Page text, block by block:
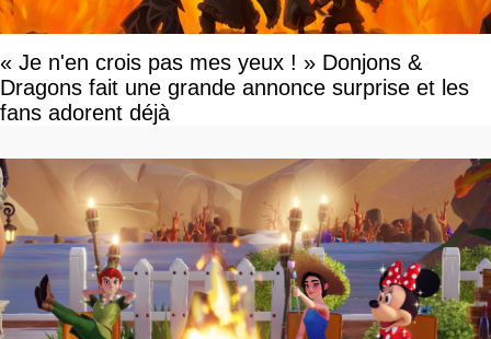
« Je n'en crois pas mes yeux ! » Donjons &
Dragons fait une grande annonce surprise et les
fans adorent déjà